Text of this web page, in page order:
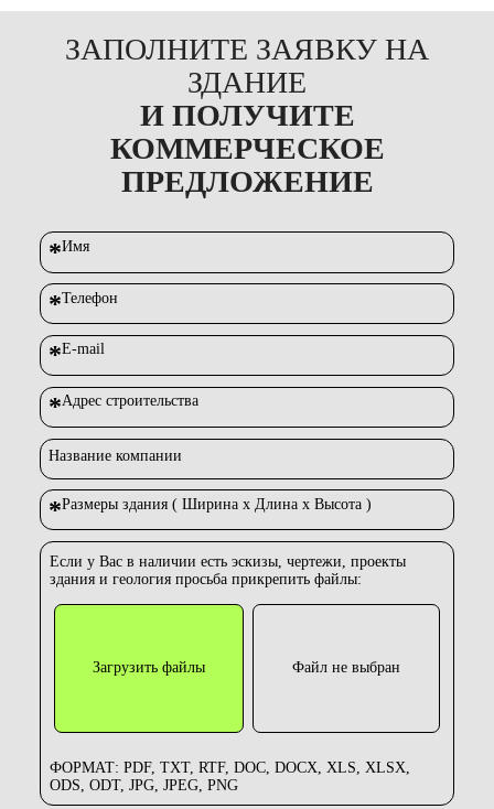
ЗАПОЛНИТЕ ЗАЯВКУ НА
ЗДАНИЕ
И ПОЛУЧИТЕ
КОММЕРЧЕСКОЕ
ПРЕДЛОЖЕНИЕ
*Имя
*Телефон
*E-mail
*Адрес строительства
Название компании
*Размеры здания ( Ширина х Длина х Высота )
Если у Вас в наличии есть эскизы, чертежи, проекты
здания и геология просьба прикрепить файлы:
Загрузить файлы Файл не выбран
ФОРМАТ: PDF, TXT, RTF, DOC, DOCX, XLS, XLSX,
ODS, ODT, JPG, JPEG, PNG